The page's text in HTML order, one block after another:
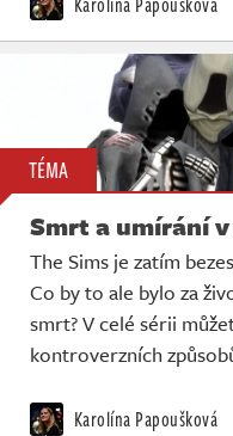
TÉMA
Smrt a umírání
The Sims je zatím
Co by to ale bylo za
smrt? V celé sérii
kontroverzních
Karolína Papoušková